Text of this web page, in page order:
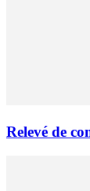
Relevé de